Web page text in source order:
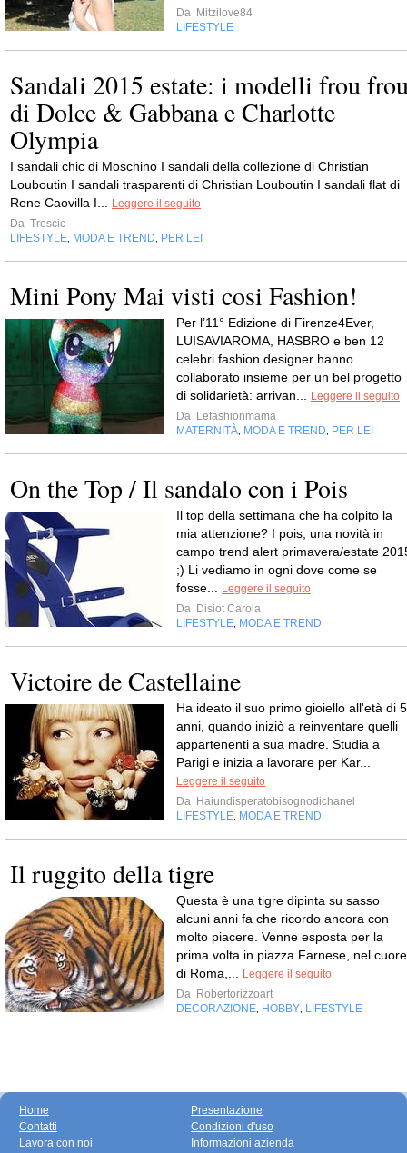
Da Mitzilove84
LIFESTYLE
Sandali 2015 estate: i modelli frou
di Dolce & Gabbana e Charlotte
Olympia
I sandali chic di Moschino I sandali della collezione di Christian
Louboutin I sandali trasparenti di Christian Louboutin I sandali flat di
Rene Caovilla I...
Leggere il seguito
Da Trescic
LIFESTYLE MODA E TREND PER LEI
Mini Pony Mai visti cosi Fashion!
Per l’11° Edizione di Firenze4Ever,
LUISAVIAROMA, HASBRO e ben 12
celebri fashion designer hanno
collaborato insieme per un bel progetto
di solidarietà: arrivan...
Leggere il seguito
Da Lefashionmama
MATERNITÀ MODA E TREND PER LEI
On the Top / Il sandalo con i Pois
Il top della settimana che ha colpito la
mia attenzione? I pois, una novità in
campo trend alert primavera/estate
;) Li vediamo in ogni dove come se
fosse...
Leggere il seguito
Da Disiot Carola
LIFESTYLE MODA E TREND
Victoire de Castellaine
Ha ideato il suo primo gioiello all'età di 5
anni, quando iniziò a reinventare quelli
appartenenti a sua madre. Studia a
Parigi e inizia a lavorare per Kar...
Leggere il seguito
Da Haiundisperatobisognodichanel
LIFESTYLE MODA E TREND
Il ruggito della tigre
Questa è una tigre dipinta su sasso
alcuni anni fa che ricordo ancora con
molto piacere. Venne esposta per la
prima volta in piazza Farnese, nel cuore
di Roma,...
Leggere il seguito
Da Robertorizzoart
DECORAZIONE HOBBY LIFESTYLE
Home
Contatti
Lavora con noi
Presentazione
Condizioni d'uso
Informazioni azienda